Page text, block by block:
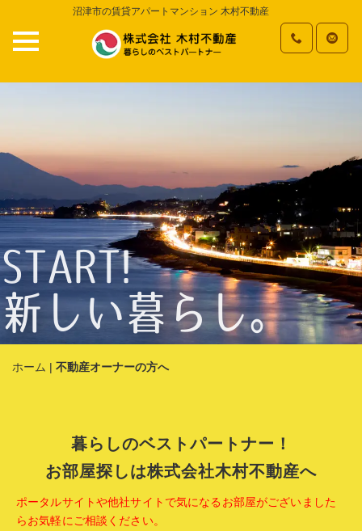
沼津市の賃貸アパートマンション 木村不動産
START!
新しい暮らし。
ホーム | 不動産オーナーの方へ
暮らしのベストパートナー！
お部屋探しは株式会社木村不動産へ
ポータルサイトや他社サイトで気になるお部屋がございました
らお気軽にご相談ください。